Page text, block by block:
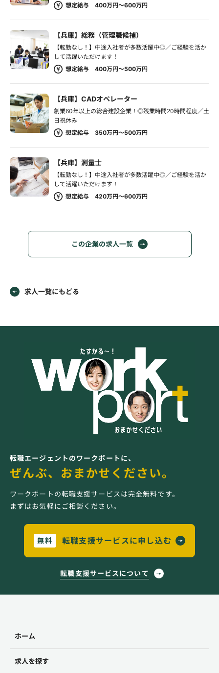
想定給与 400万円～600万円
【兵庫】総務（管理職候補）
【転勤なし！】中途入社者が多数活躍中◎／ご経験を活か
して活躍いただけます！
想定給与 400万円～500万円
【兵庫】CADオペレーター
創業60年以上の総合建設企業！◎残業時間20時間程度／土
日祝休み
想定給与 350万円～500万円
【兵庫】測量士
【転勤なし！】中途入社者が多数活躍中◎／ご経験を活か
して活躍いただけます！
想定給与 420万円～600万円
この企業の求人一覧
求人一覧にもどる
転職エージェントのワークポートに、
ぜんぶ、おまかせください。
ワークポートの転職支援サービスは完全無料です。
まずはお気軽にご相談ください。
無料 転職支援サービスに申し込む
転職支援サービスについて
ホーム
求人を探す